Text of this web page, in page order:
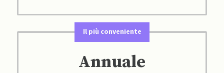
Il più conveniente
Annuale